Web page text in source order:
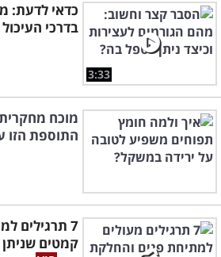
הבדיקה המקיפה
למזון
מכיוון שתסמיני הרגישות
יום-יומיים לאחר אכילת
להבין מה סוג המאכלים
אבחון רגישויות למזונות נעשה
שאנחנו אוכלים עד שמוצאים
הבעייתי. זהו תהליך ארוך
3:33
כדאי לדעת:
בדרכי
התוספת הזו
7 תרגילים
קמטים